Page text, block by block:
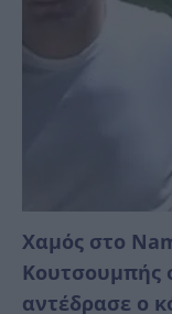
Χαμός στο
Κουτσουμπής
αντέδρασε ο